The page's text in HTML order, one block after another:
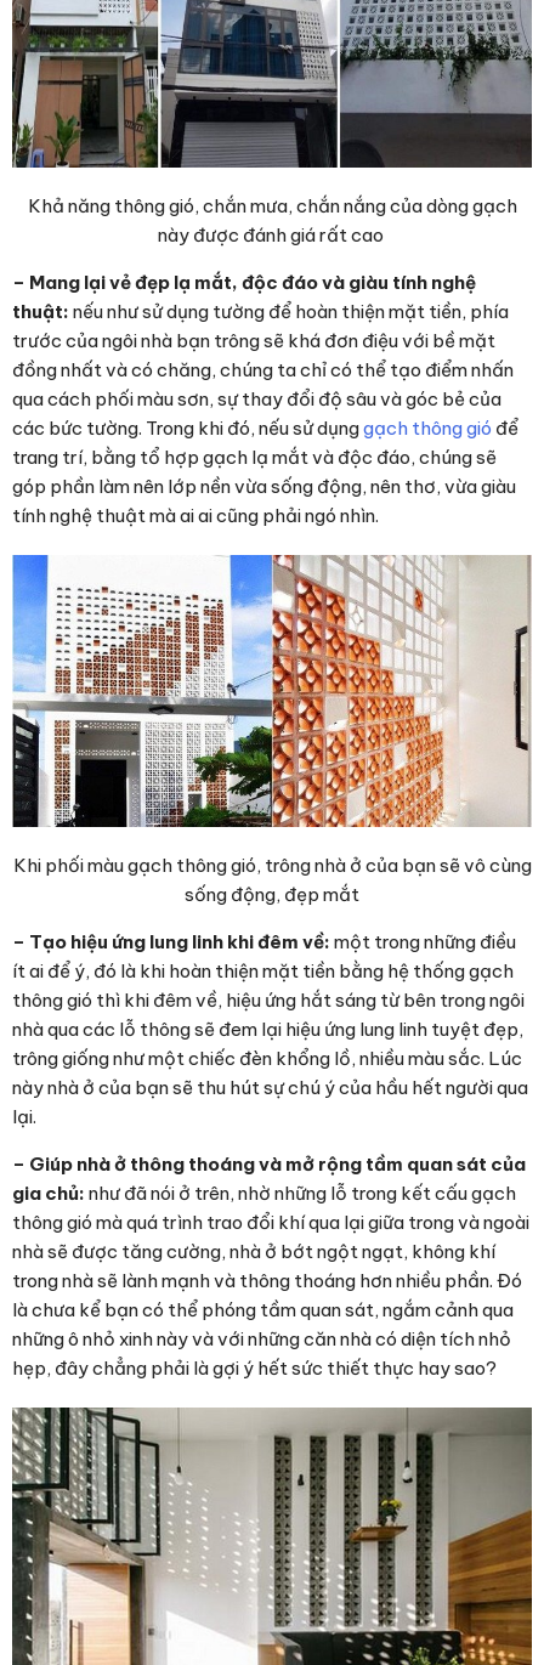
Khả năng thông gió, chắn mưa, chắn nắng của dòng gạch
này được đánh giá rất cao
– Mang lại vẻ đẹp lạ mắt, độc đáo và giàu tính nghệ
thuật: nếu như sử dụng tường để hoàn thiện mặt tiền, phía
trước của ngôi nhà bạn trông sẽ khá đơn điệu với bề mặt
đồng nhất và có chăng, chúng ta chỉ có thể tạo điểm nhấn
qua cách phối màu sơn, sự thay đổi độ sâu và góc bẻ của
các bức tường. Trong khi đó, nếu sử dụnggạch thông gió để
trang trí, bằng tổ hợp gạch lạ mắt và độc đáo, chúng sẽ
góp phần làm nên lớp nền vừa sống động, nên thơ, vừa giàu
tính nghệ thuật mà ai ai cũng phải ngó nhìn.
Khi phối màu gạch thông gió, trông nhà ở của bạn sẽ vô cùng
sống động, đẹp mắt
– Tạo hiệu ứng lung linh khi đêm về: một trong những điều
ít ai để ý, đó là khi hoàn thiện mặt tiền bằng hệ thống gạch
thông gió thì khi đêm về, hiệu ứng hắt sáng từ bên trong ngôi
nhà qua các lỗ thông sẽ đem lại hiệu ứng lung linh tuyệt đẹp,
trông giống như một chiếc đèn khổng lồ, nhiều màu sắc. Lúc
này nhà ở của bạn sẽ thu hút sự chú ý của hầu hết người qua
lại.
– Giúp nhà ở thông thoáng và mở rộng tầm quan sát của
gia chủ: như đã nói ở trên, nhờ những lỗ trong kết cấu gạch
thông gió mà quá trình trao đổi khí qua lại giữa trong và ngoài
nhà sẽ được tăng cường, nhà ở bớt ngột ngạt, không khí
trong nhà sẽ lành mạnh và thông thoáng hơn nhiều phần. Đó
là chưa kể bạn có thể phóng tầm quan sát, ngắm cảnh qua
những ô nhỏ xinh này và với những căn nhà có diện tích nhỏ
hẹp, đây chẳng phải là gợi ý hết sức thiết thực hay sao?